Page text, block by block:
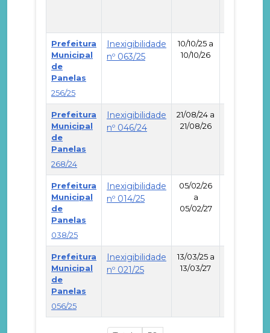
Prefeitura
Municipal
de
Panelas
256/25
Inexigibilidade
nº 063/25
10/10/25 a
10/10/26
Prefeitura
Municipal
de
Panelas
268/24
Inexigibilidade
nº 046/24
21/08/24 a
21/08/26
Prefeitura
Municipal
de
Panelas
038/25
Inexigibilidade
nº 014/25
05/02/26
a
05/02/27
Prefeitura
Municipal
de
Panelas
056/25
Inexigibilidade
nº 021/25
13/03/25 a
13/03/27